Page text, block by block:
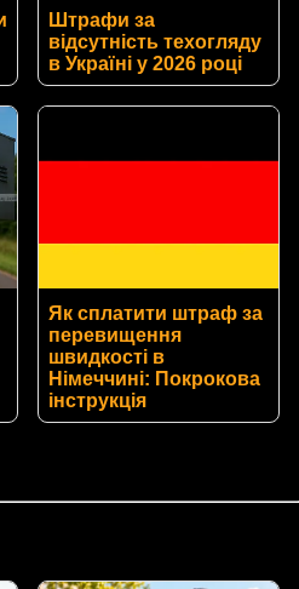
Штрафи за
відсутність техогляду
в Україні у 2026 році
Як сплатити штраф за
перевищення
швидкості в
Німеччині: Покрокова
інструкція